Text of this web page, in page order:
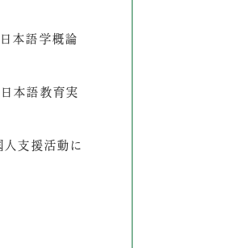
本語学概論
日本語教育実
人支援活動に